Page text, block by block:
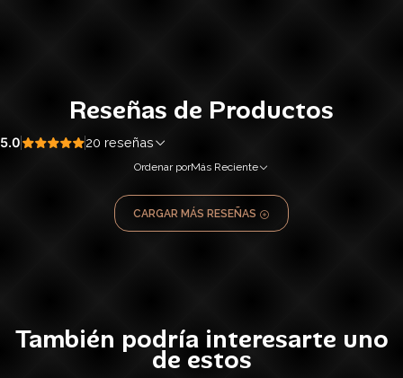
Reseñas de Productos
5.0 20 reseñas
Ordenar porMás Reciente
CARGAR MÁS RESEÑAS
También podría interesarte uno
de estos